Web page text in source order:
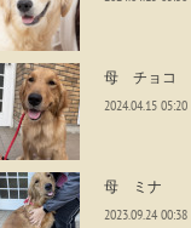
母 チョコ
2024.04.15 05:20
母 ミナ
2023.09.24 00:38